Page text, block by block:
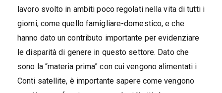
lavoro svolto in ambiti poco regolati nella vita di tutti i
giorni, come quello famigliare-domestico, e che
hanno dato un contributo importante per evidenziare
le disparità di genere in questo settore. Dato che
sono la “materia prima” con cui vengono alimentati i
Conti satellite, è importante sapere come vengono